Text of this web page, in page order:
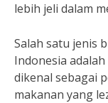
lebih jeli dalam
Salah satu jenis
Indonesia
dikenal sebagai
makanan yang